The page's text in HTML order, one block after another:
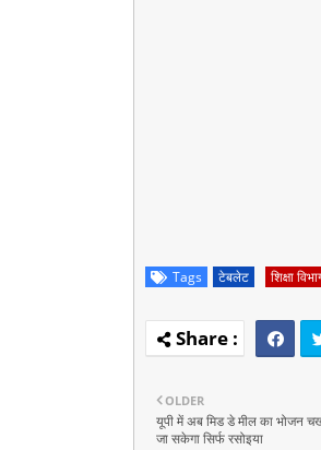
Tags टेबलेट शिक्षा
OLDER
यूपी में अब मिड डे मील का भोजन
जा सकेगा सिर्फ रसोइया